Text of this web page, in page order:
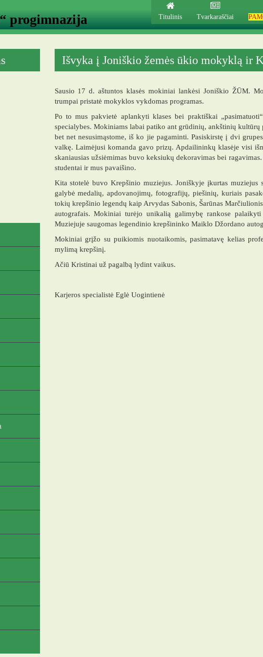
Titulinis Tvarkaraščiai
progimnazija
Išvyka į Joniškio žemės ūkio mokyklą ir
Sausio 17 d. aštuntos klasės mokiniai lankėsi Joniškio ŽŪM.
trumpai pristatė mokyklos vykdomas programas.
Po to mus pakvietė aplankyti klases bei praktiškai
specialybes. Mokiniams labai patiko ant grūdinių, ankštinių
bet net nesusimąstome, iš ko jie pagaminti. Pasiskirstę į dvi
valkę. Laimėjusi komanda gavo prizų. Apdailininkų klasėje visi
skaniausias užsiėmimas buvo keksiukų dekoravimas bei
studentai ir mus pavaišino.
Kita stotelė buvo Krepšinio muziejus. Joniškyje įkurtas
galybė medalių, apdovanojimų, fotografijų, piešinių, kuriais
tokių krepšinio legendų kaip Arvydas Sabonis, Šarūnas
autografais. Mokiniai turėjo unikalią galimybę rankose
Muziejuje saugomas legendinio krepšininko Maiklo Džordano
Mokiniai grįžo su puikiomis nuotaikomis, pasimatavę kelias
mylimą krepšinį.
Ačiū Kristinai už pagalbą lydint vaikus.
Karjeros specialistė Eglė Uogintienė